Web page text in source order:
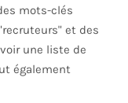
mots-clés
recruteurs et des
une liste de
également